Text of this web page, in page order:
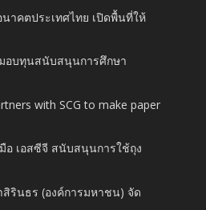
าคตประเทศไทย เปิดพื้นที่ให้
มอบทุนสนับสนุนการศึกษา
with SCG to make paper
อ เอสซีจี สนับสนุนการใช้ถุง
รินธร (องค์การมหาชน) จัด